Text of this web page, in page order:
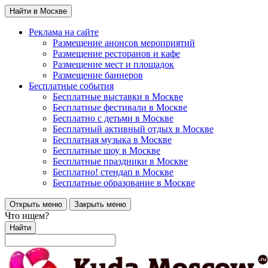
Найти в Москве
Реклама на сайте
Размещение анонсов мероприятий
Размещение ресторанов и кафе
Размещение мест и площадок
Размещение баннеров
Бесплатные события
Бесплатные выставки в Москве
Бесплатные фестивали в Москве
Бесплатно с детьми в Москве
Бесплатный активный отдых в Москве
Бесплатная музыка в Москве
Бесплатные шоу в Москве
Бесплатные праздники в Москве
Бесплатно! стендап в Москве
Бесплатные образование в Москве
Открыть меню Закрыть меню
Что ищем?
Найти